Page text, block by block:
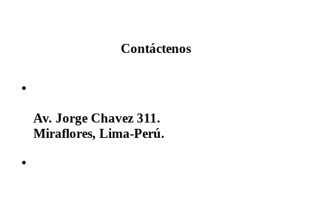
Contáctenos
Av. Jorge Chavez 311.
Miraflores, Lima-Perú.